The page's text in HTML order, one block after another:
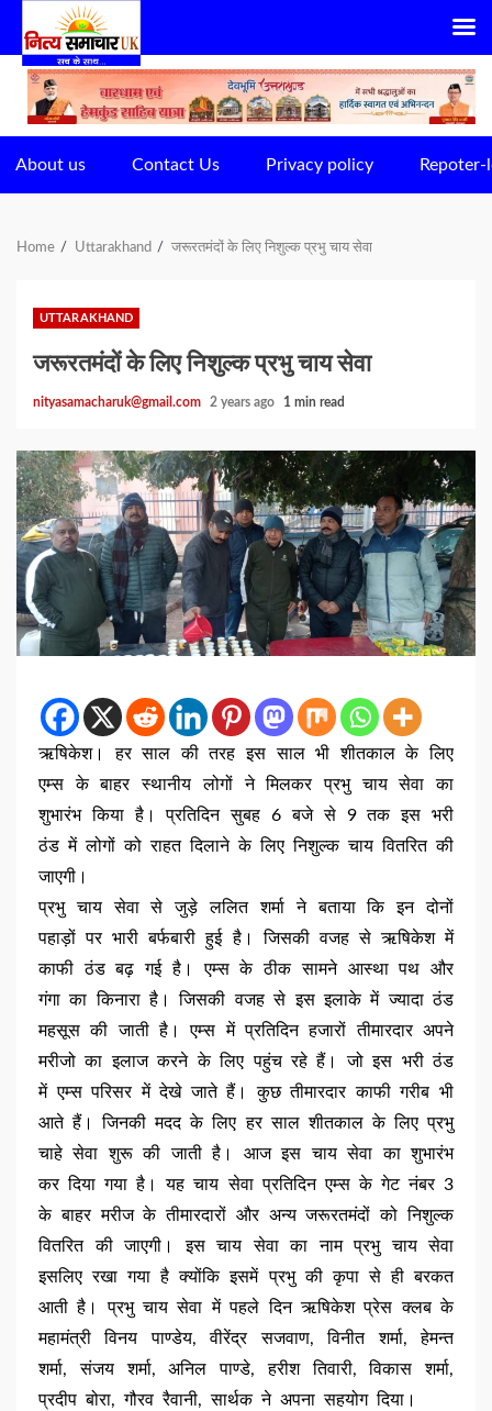
Skip
content
About us Contact Us Privacy policy Repoter-
Home Uttarakhand जरूरतमंदों के लिए निशुल्क प्रभु चाय सेवा
UTTARAKHAND
जरूरतमंदों के लिए निशुल्क प्रभु चाय सेवा
nityasamacharuk@gmail.com 2 years ago 1 min read
ऋषिकेश। हर साल की तरह इस साल भी शीतकाल के लिए
एम्स के बाहर स्थानीय लोगों ने मिलकर प्रभु चाय सेवा का
शुभारंभ किया है। प्रतिदिन सुबह 6 बजे से 9 तक इस भरी
ठंड में लोगों को राहत दिलाने के लिए निशुल्क चाय वितरित की
जाएगी।
प्रभु चाय सेवा से जुड़े ललित शर्मा ने बताया कि इन दोनों
पहाड़ों पर भारी बर्फबारी हुई है। जिसकी वजह से ऋषिकेश में
काफी ठंड बढ़ गई है। एम्स के ठीक सामने आस्था पथ और
गंगा का किनारा है। जिसकी वजह से इस इलाके में ज्यादा ठंड
महसूस की जाती है। एम्स में प्रतिदिन हजारों तीमारदार अपने
मरीजो का इलाज करने के लिए पहुंच रहे हैं। जो इस भरी ठंड
में एम्स परिसर में देखे जाते हैं। कुछ तीमारदार काफी गरीब भी
आते हैं। जिनकी मदद के लिए हर साल शीतकाल के लिए प्रभु
चाहे सेवा शुरू की जाती है। आज इस चाय सेवा का शुभारंभ
कर दिया गया है। यह चाय सेवा प्रतिदिन एम्स के गेट नंबर 3
के बाहर मरीज के तीमारदारों और अन्य जरूरतमंदों को निशुल्क
वितरित की जाएगी। इस चाय सेवा का नाम प्रभु चाय सेवा
इसलिए रखा गया है क्योंकि इसमें प्रभु की कृपा से ही बरकत
आती है। प्रभु चाय सेवा में पहले दिन ऋषिकेश प्रेस क्लब के
महामंत्री विनय पाण्डेय, वीरेंद्र सजवाण, विनीत शर्मा, हेमन्त
शर्मा, संजय शर्मा, अनिल पाण्डे, हरीश तिवारी, विकास शर्मा,
प्रदीप बोरा, गौरव रैवानी, सार्थक ने अपना सहयोग दिया।